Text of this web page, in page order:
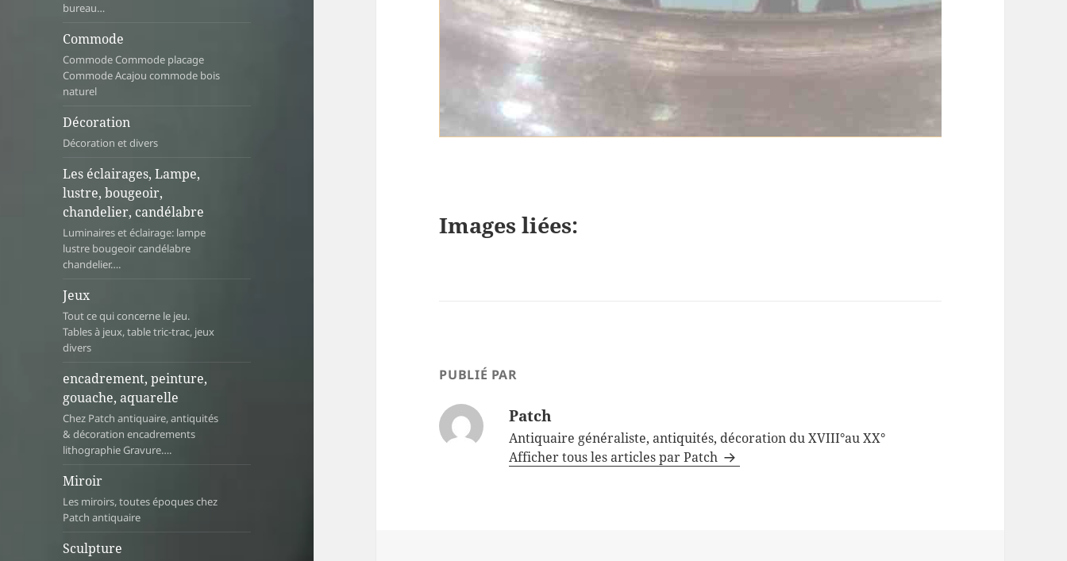
bureau…
Commode
Commode Commode placage
Commode Acajou commode bois
naturel
Décoration
Décoration et divers
Les éclairages, Lampe,
lustre, bougeoir,
chandelier, candélabre
Luminaires et éclairage: lampe
lustre bougeoir candélabre
chandelier….
Jeux
Tout ce qui concerne le jeu.
Tables à jeux, table tric-trac, jeux
divers
encadrement, peinture,
gouache, aquarelle
Chez Patch antiquaire, antiquités
& décoration encadrements
lithographie Gravure….
Miroir
Les miroirs, toutes époques chez
Patch antiquaire
Sculpture
Images liées:
PUBLIÉ PAR
Patch
Antiquaire généraliste, antiquités, décoration du XVIII°au XX°
Afficher tous les articles par Patch